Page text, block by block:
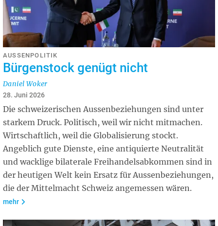
AUSSENPOLITIK
Bürgenstock genügt nicht
Daniel Woker
28. Juni 2026
Die schweizerischen Aussenbeziehungen sind unter
starkem Druck. Politisch, weil wir nicht mitmachen.
Wirtschaftlich, weil die Globalisierung stockt.
Angeblich gute Dienste, eine antiquierte Neutralität
und wacklige bilaterale Freihandelsabkommen sind in
der heutigen Welt kein Ersatz für Aussenbeziehungen,
die der Mittelmacht Schweiz angemessen wären.
mehr